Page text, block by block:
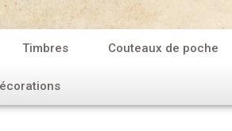
Timbres Couteaux de poche